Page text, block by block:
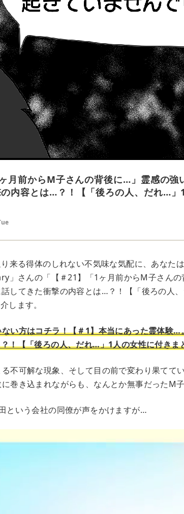
ヶ月前からM子さんの背後に…」霊感の
の内容とは…？！【「後ろの人、だれ…
来る得体のしれない不気味な気配に、あなた
」さんの「【＃21】「1ヶ月前からM子さん
してきた衝撃の内容とは…？！【「後ろの人
します。
い方はコチラ！【＃1】本当にあった霊体験…
！【「後ろの人、だれ…」1人の女性に付き
不可解な現象、そして目の前で変わり果てて
巻き込まれながらも、なんとか無事だったM子
という会社の同僚が声をかけますが…